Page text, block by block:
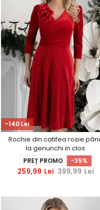
-140 Lei
Rochie din catifea rosie
la genunchi in clos
accesorizata cu brosa florala
- StarShinerS
PREȚ PROMO -35%
259,99 Lei 399,99 Lei